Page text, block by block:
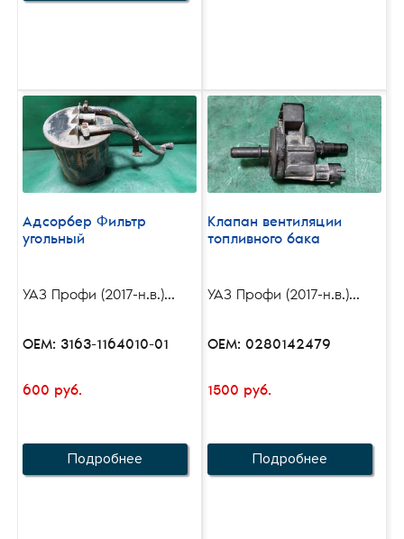
Адсорбер Фильтр
угольный
УАЗ Профи (2017-н.в.)...
OEM: 3163-1164010-01
600 руб.
Подробнее
Клапан вентиляции
топливного бака
УАЗ Профи (2017-н.в.)...
OEM: 0280142479
1500 руб.
Подробнее